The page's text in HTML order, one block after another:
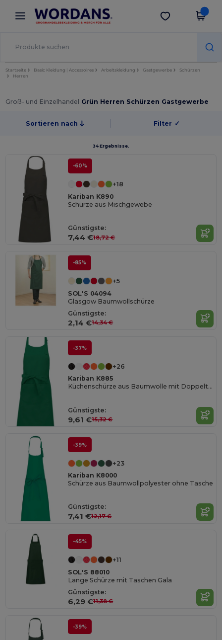
× Wordans App
Bessere Preise in der App!
App holen
Startseite Basic Kleidung | Accessoires Arbeitskleidung Gastgewerbe
Schürzen
Herren
Groß- und Einzelhandel Grün Herren Schürzen Gastgewerbe
Sortieren nach Filter ✓
34 Ergebnisse.
-60%
+18
Kariban K890
Schürze aus Mischgewebe
Günstigste:
7,44 €18,72 €
-85%
+5
SOL'S 04094
Glasgow Baumwollschürze
Günstigste:
2,14 €14,34 €
-37%
+26
Kariban K885
Küchenschürze aus Baumwolle mit Doppeltasche
Günstigste:
9,61 €15,32 €
-39%
+23
Kariban K8000
Schürze aus Baumwollpolyester ohne Tasche
Günstigste:
7,41 €12,17 €
-45%
+11
SOL'S 88010
Lange Schürze mit Taschen Gala
Günstigste:
6,29 €11,38 €
-39%